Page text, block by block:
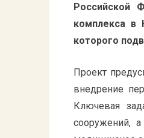
Российской
комплекса в
которого
Проект
внедрение
Ключевая
сооружений,